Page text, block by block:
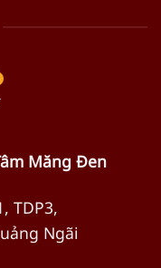
Măng Đen
TDP3,
Ngãi